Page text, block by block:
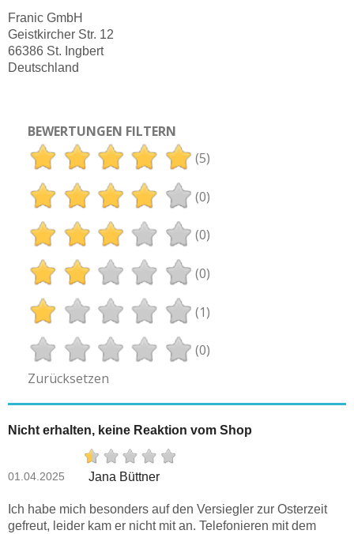
Franic GmbH
Geistkircher Str. 12
66386 St. Ingbert
Deutschland
BEWERTUNGEN FILTERN
(5)
(0)
(0)
(0)
(1)
(0)
Zurücksetzen
Nicht erhalten, keine Reaktion vom Shop
01.04.2025 Jana Büttner
Ich habe mich besonders auf den Versiegler zur Osterzeit
gefreut, leider kam er nicht mit an. Telefonieren mit dem